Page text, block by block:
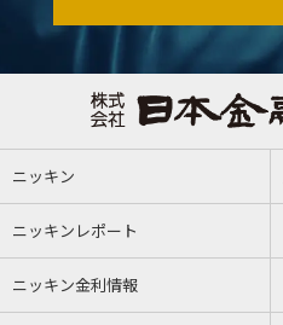
ニッキン
ニッキンレポート
ニッキン金利情報